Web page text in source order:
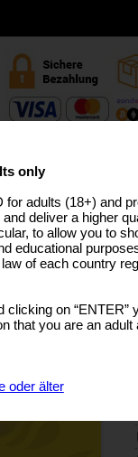
PRO-LINIE
only
adults (18+) and
deliver a higher
to allow you to
educational
of each country
clicking on
that you are an
oder älter